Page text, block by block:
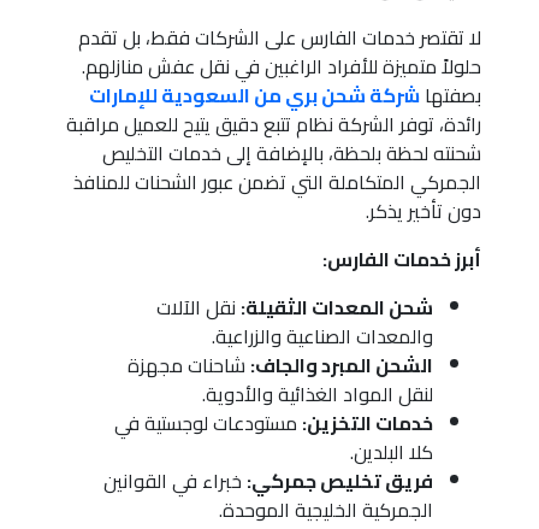
لا تقتصر خدمات الفارس على الشركات فقط، بل تقدم
حلولاً متميزة للأفراد الراغبين في نقل عفش منازلهم.
بصفتهاشركة شحن بري من السعودية للإمارات
رائدة، توفر الشركة نظام تتبع دقيق يتيح للعميل مراقبة
شحنته لحظة بلحظة، بالإضافة إلى خدمات التخليص
الجمركي المتكاملة التي تضمن عبور الشحنات للمنافذ
دون تأخير يذكر.
أبرز خدمات الفارس:
شحن المعدات الثقيلة: نقل الآلات
والمعدات الصناعية والزراعية.
الشحن المبرد والجاف: شاحنات مجهزة
لنقل المواد الغذائية والأدوية.
خدمات التخزين: مستودعات لوجستية في
كلا البلدين.
فريق تخليص جمركي: خبراء في القوانين
الجمركية الخليجية الموحدة.